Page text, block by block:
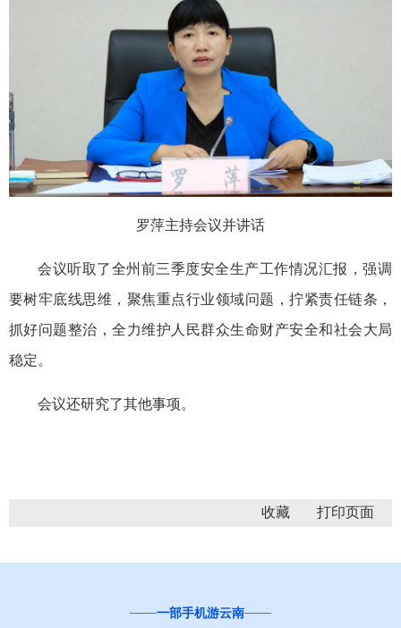
罗萍主持会议并讲话
会议听取了全州前三季度安全生产工作情况汇报，强调
要树牢底线思维，聚焦重点行业领域问题，拧紧责任链条，
抓好问题整治，全力维护人民群众生命财产安全和社会大局
稳定。
会议还研究了其他事项。
收藏
一部手机游云南